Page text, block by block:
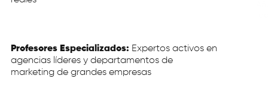
Profesores Especializados: Expertos activos en
agencias líderes y departamentos de
marketing de grandes empresas